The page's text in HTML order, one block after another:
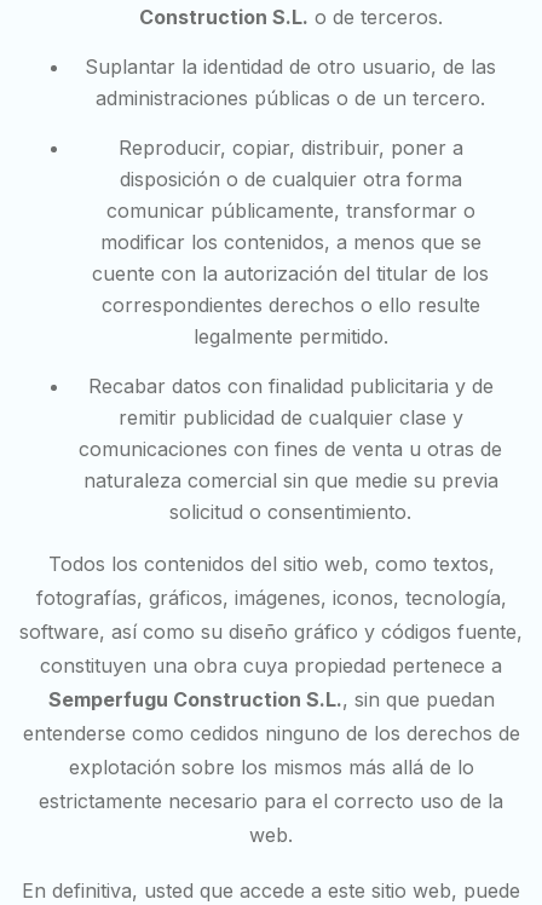
Construction S.L. o de terceros.
Suplantar la identidad de otro usuario, de las
administraciones públicas o de un tercero.
Reproducir, copiar, distribuir, poner a
disposición o de cualquier otra forma
comunicar públicamente, transformar o
modificar los contenidos, a menos que se
cuente con la autorización del titular de los
correspondientes derechos o ello resulte
legalmente permitido.
Recabar datos con finalidad publicitaria y de
remitir publicidad de cualquier clase y
comunicaciones con fines de venta u otras de
naturaleza comercial sin que medie su previa
solicitud o consentimiento.
Todos los contenidos del sitio web, como textos,
fotografías, gráficos, imágenes, iconos, tecnología,
software, así como su diseño gráfico y códigos fuente,
constituyen una obra cuya propiedad pertenece a
Semperfugu Construction S.L., sin que puedan
entenderse como cedidos ninguno de los derechos de
explotación sobre los mismos más allá de lo
estrictamente necesario para el correcto uso de la
web.
En definitiva, usted que accede a este sitio web, puede